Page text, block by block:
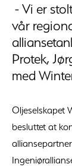
- Vi er
vår
Protek,
med
Oljeselskapet
besluttet at